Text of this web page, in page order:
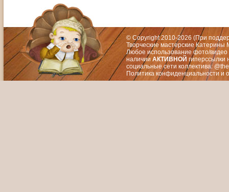
© Copyright 2010-2026 (При
Творческие мастерские
Любое использование фото/видео
наличии АКТИВНОЙ гиперссылки
социальные сети коллектива:
Политика конфиденциальности и